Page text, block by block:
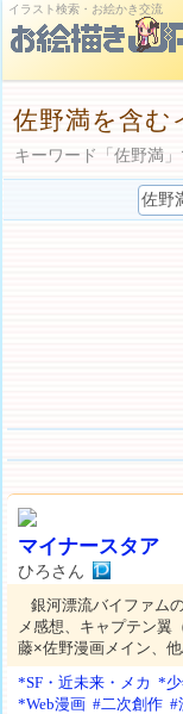
イラスト検索・お絵かき交流
佐野満を含む
キーワード「佐野満
マイナースタア
ひろさん
銀河漂流バイファム
メ感想、キャプテン翼
藤×佐野漫画メイン、
*SF・近未来・メカ *
*Web漫画 #二次創作 #